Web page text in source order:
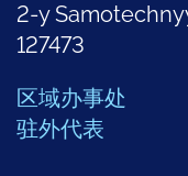
2-y
127473
区域办事处
驻外代表